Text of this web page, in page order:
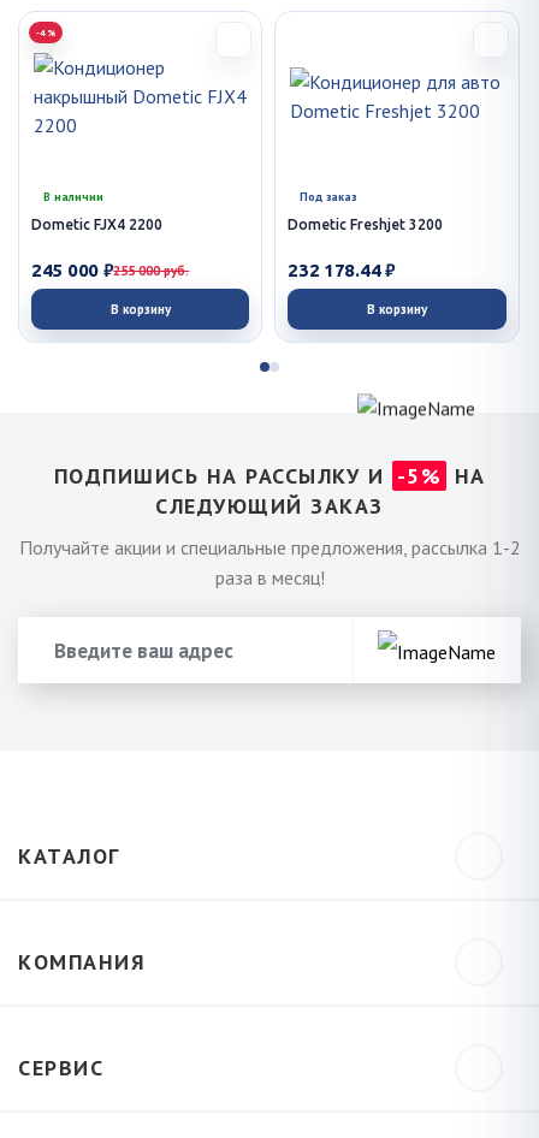
-4%
В наличии
Dometic FJX4 2200
245 000 ₽255 000 руб.
В корзину
Под заказ
Dometic Freshjet 3200
232 178.44 ₽
В корзину
ПОДПИШИСЬ НА РАССЫЛКУ И -5%
НА
СЛЕДУЮЩИЙ ЗАКАЗ
Получайте акции и специальные предложения, рассылка 1-2
раза в месяц!
КАТАЛОГ
КОМПАНИЯ
СЕРВИС